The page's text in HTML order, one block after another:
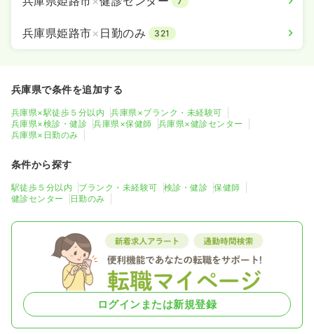
兵庫県姫路市× 日勤のみ 321
兵庫県で条件を追加する
兵庫県×駅徒歩５分以内
兵庫県×ブランク・未経験可
兵庫県×検診・健診
兵庫県×保健師
兵庫県×健診センター
兵庫県×日勤のみ
条件から探す
駅徒歩５分以内 ブランク・未経験可 検診・健診
保健師
健診センター
日勤のみ
ログインまたは新規登録